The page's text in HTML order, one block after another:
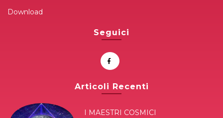
Download
Seguici
Articoli Recenti
I MAESTRI COSMICI